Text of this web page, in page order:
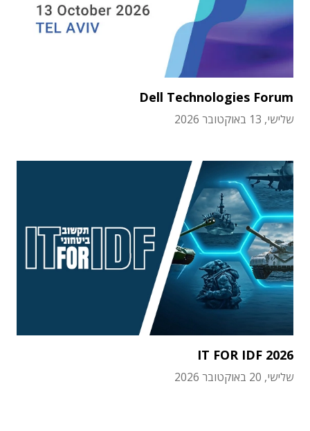
Dell Technologies Forum
שלישי, 13 באוקטובר 2026
IT FOR IDF 2026
שלישי, 20 באוקטובר 2026